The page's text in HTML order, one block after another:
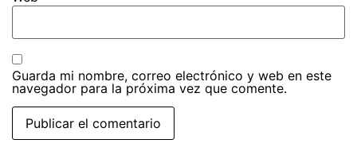
Guarda mi nombre, correo electrónico y web en este
navegador para la próxima vez que comente.